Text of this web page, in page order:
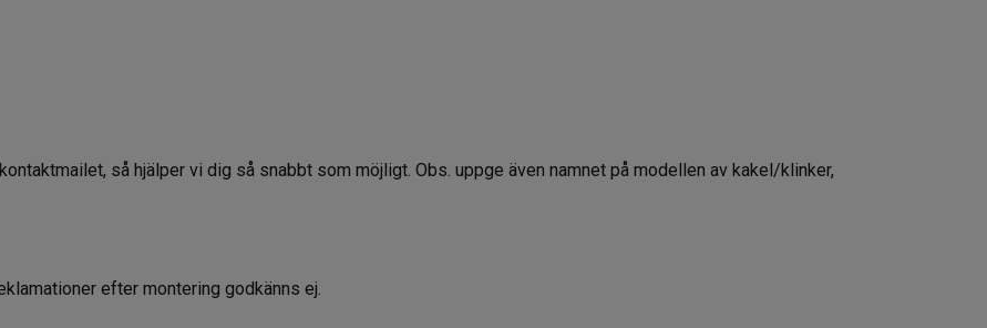
så hjälper vi dig så snabbt som möjligt. Obs. uppge även namnet på modellen av kakel/klinker,
efter montering godkänns ej.